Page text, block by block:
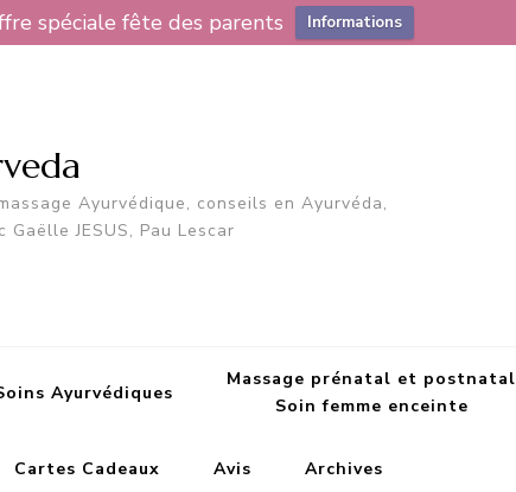
spéciale fête des parents Informations
Ayurvédique, conseils en Ayurvéda,
JESUS, Pau Lescar
Ayurvédiques
Massage prénatal et postnatal
Soin femme enceinte
Cartes Cadeaux Avis Archives